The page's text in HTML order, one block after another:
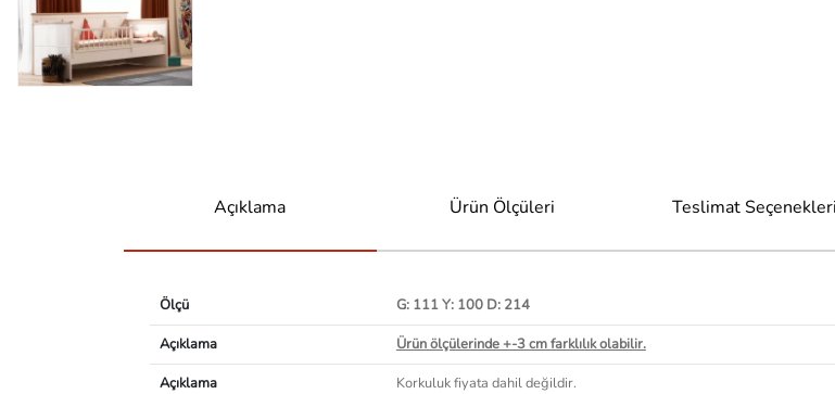
Açıklama Ürün Ölçüleri Teslimat Seçenekleri
Ölçü
G: 111 Y: 100 D: 214
Açıklama
Ürün ölçülerinde +-3 cm farklılık olabilir.
Açıklama
Korkuluk fiyata dahil değildir.